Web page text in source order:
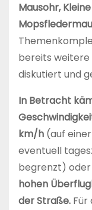
Mausohr,
bereits
diskutiert und
In Betracht
km/h (auf
eventuell
begrenzt) oder
hohen
der Straße. Für